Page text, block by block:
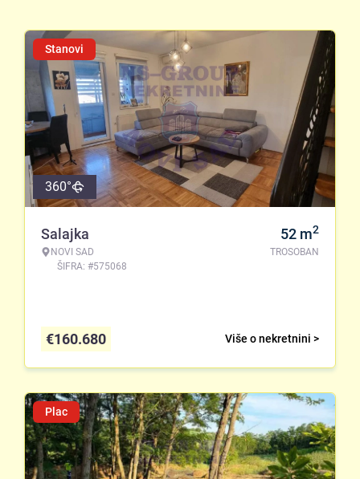
Stanovi
360°
Salajka
NOVI SAD
ŠIFRA: #575068
52 m2
TROSOBAN
Više o nekretnini >
€160.680
Plac